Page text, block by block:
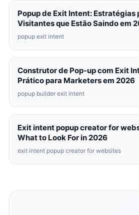
Popup de Exit Intent: Estratégias
Visitantes que Estão Saindo em
popup exit intent
Construtor de Pop-up com Exit
Prático para Marketers em 2026
popup builder exit intent
Exit intent popup creator for
What to Look For in 2026
exit intent popup creator for websites